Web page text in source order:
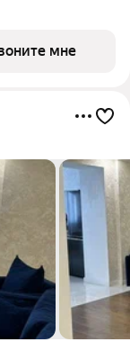
мне